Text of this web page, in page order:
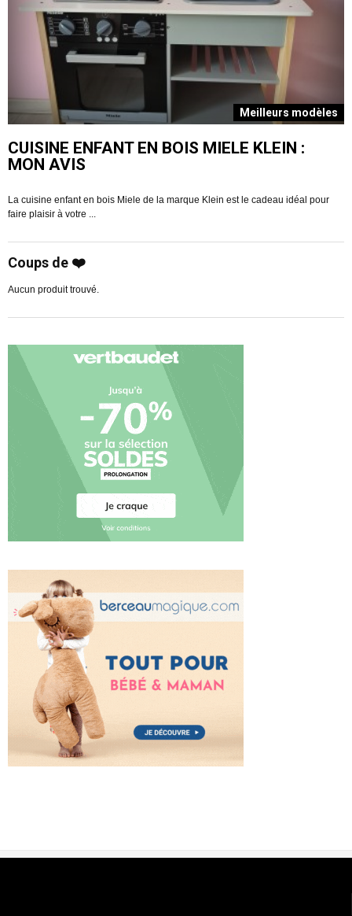
Meilleurs modèles
CUISINE ENFANT EN BOIS MIELE KLEIN :
MON AVIS
La cuisine enfant en bois Miele de la marque Klein est le cadeau idéal pour
faire plaisir à votre ...
Coups de ❤️
Aucun produit trouvé.